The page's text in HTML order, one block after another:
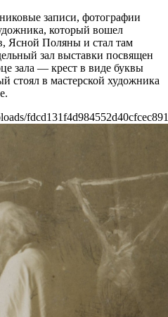
записи, фотографии
который вошел
Ясной Поляны и стал там
зал выставки посвящен
зала — крест в виде буквы
стоял в мастерской художника